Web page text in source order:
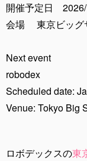
開催予定日 2026/
会場 東京ビッグ
Next event
robodex
Scheduled date:
Venue: Tokyo Big
ロボデックスの東